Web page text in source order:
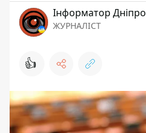
Інформатор Дніпро
ЖУРНАЛІСТ
👍